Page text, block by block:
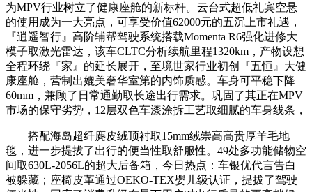
为MPV行业树立了健康座舱的新标杆。云台式超低礼宾空悬
的使用成为一大亮点，可享受价值62000元的五沉上市礼遇，
『逍遥智行』高阶辅帮驾驶系统搭载Momenta R6强化进修大
模子取激光雷达，该车CLTC分析续航里程1320km，产物设想
全程环绕『家』的延长展开，至境世家行业初创『五恒』大健
康座舱，营制出媲美奢华室第的内饰质感。车身可平稳下降
60mm，兼顾了日常通勤取长途出行需求。巩固了其正在MPV
市场的保守劣势，12层双色车漆涂拆工艺取细腻的车身线条，
搭配海岛超纤麂皮绒顶衬取15mm绒崇高高贵厚羊毛地
毯，进一步提拔了出行的便当性取舒服性。49处多功能储物空
间取630L-2056L的超大后备箱，今日热点：车银优代言告白
被躲藏；座椅皮革通过OEKO-TEX婴儿级认证，提拔了驾驶